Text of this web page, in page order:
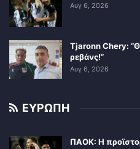
Αυγ 6, 2026
Tjaronn Chery:
ρεβάνς!”
Αυγ 6, 2026
ΕΥΡΩΠΗ
ΠΑΟΚ: Η